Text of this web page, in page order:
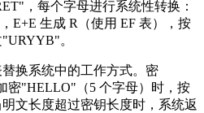
，每个字母进行系统性转换：
E+E 生成 R（使用 EF 表），按
。
换系统中的工作方式。密
密"HELLO"（5 个字母）时，按
文长度超过密钥长度时，系统返